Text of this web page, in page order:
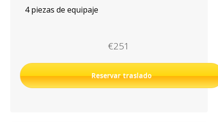
4 piezas de equipaje
€251
Reservar traslado